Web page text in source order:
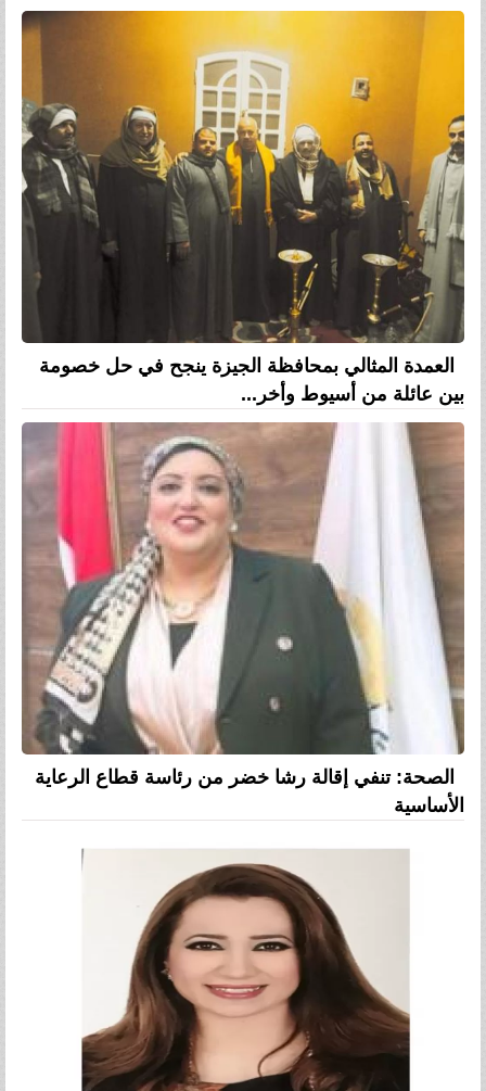
العمدة المثالي بمحافظة الجيزة ينجح في حل خصومة
بين عائلة من أسيوط وأخر...
الصحة: تنفي إقالة رشا خضر من رئاسة قطاع الرعاية
الأساسية